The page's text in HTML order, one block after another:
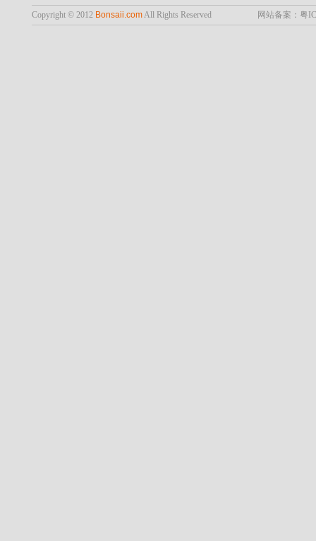
Copyright © 2012 Bonsaii.comAll Rights Reserved 网站备案：粤